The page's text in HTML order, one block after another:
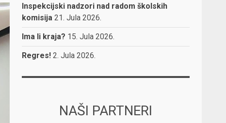
Inspekcijski nadzori nad radom školskih
komisija 21. Jula 2026.
Ima li kraja? 15. Jula 2026.
Regres! 2. Jula 2026.
NAŠI PARTNERI